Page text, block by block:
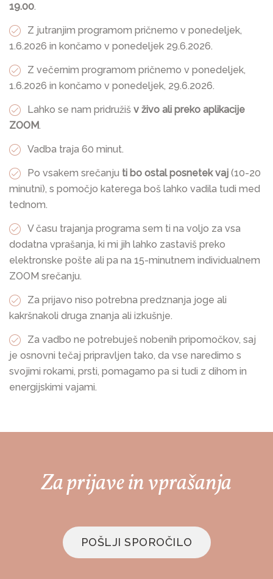
19.00.
Z jutranjim programom pričnemo v ponedeljek,
1.6.2026 in končamo v ponedeljek 29.6.2026.
Z večernim programom pričnemo v ponedeljek,
1.6.2026 in končamo v ponedeljek, 29.6.2026.
Lahko se nam pridružiš v živo ali preko aplikacije
ZOOM.
Vadba traja 60 minut.
Po vsakem srečanju ti bo ostal posnetek vaj (10-20
minutni), s pomočjo katerega boš lahko vadila tudi med
tednom.
V času trajanja programa sem ti na voljo za vsa
dodatna vprašanja, ki mi jih lahko zastaviš preko
elektronske pošte ali pa na 15-minutnem individualnem
ZOOM srečanju.
Za prijavo niso potrebna predznanja joge ali
kakršnakoli druga znanja ali izkušnje.
Za vadbo ne potrebuješ nobenih pripomočkov, saj
je osnovni tečaj pripravljen tako, da vse naredimo s
svojimi rokami, prsti, pomagamo pa si tudi z dihom in
energijskimi vajami.
Za prijave in vprašanja
POŠLJI SPOROČILO